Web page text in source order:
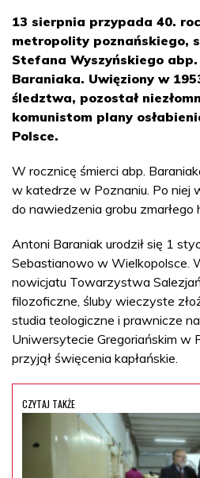
13 sierpnia przypada 40.
metropolity poznańskiego,
Stefana Wyszyńskiego
Baraniaka. Uwięziony w
śledztwa, pozostał
komunistom plany
Polsce.
W rocznicę śmierci abp.
w katedrze w Poznaniu. Po niej
do nawiedzenia grobu zmarłego
Antoni Baraniak urodził się 1
Sebastianowo w Wielkopolsce.
nowicjatu Towarzystwa
filozoficzne, śluby wieczyste
studia teologiczne i prawnicze
Uniwersytecie Gregoriańskim w
przyjął święcenia kapłańskie.
CZYTAJ TAKŻE